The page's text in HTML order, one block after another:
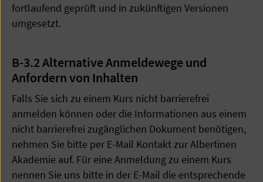
fortlaufend geprüft und in zukünftigen Versionen
umgesetzt.
B-3.2 Alternative Anmeldewege und
Anfordern von Inhalten
Falls Sie sich zu einem Kurs nicht barrierefrei
anmelden können oder die Informationen aus einem
nicht barrierefrei zugänglichen Dokument benötigen,
nehmen Sie bitte per E-Mail Kontakt zur Albertinen
Akademie auf. Für eine Anmeldung zu einem Kurs
nennen Sie uns bitte in der E-Mail die entsprechende